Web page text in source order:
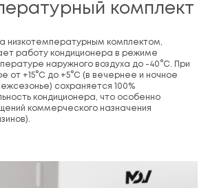
комплект
низкотемпературным комплектом,
работу кондиционера в режиме
наружного воздуха до -40°С. При
от +15°С до +5°С (в вечернее и ночное
сохраняется 100%
кондиционера, что особенно
коммерческого назначения